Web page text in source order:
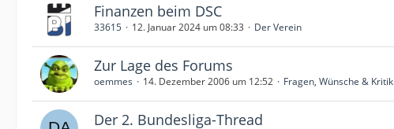
Finanzen beim DSC
33615 12. Januar 2024 um 08:33 Der Verein
Zur Lage des Forums
oemmes 14. Dezember 2006 um 12:52 Fragen, Wünsche & Kritik
Der 2. Bundesliga-Thread